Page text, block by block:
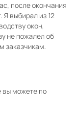
после окончания
Я выбирал из 12
окон,
не пожалел об
заказчикам.
вы можете по